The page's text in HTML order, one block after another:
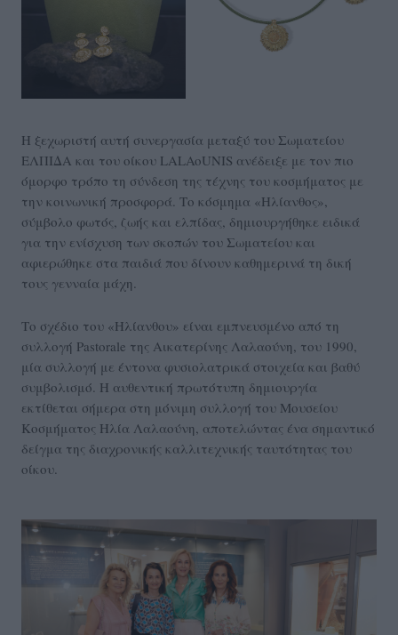
Η ξεχωριστή αυτή συνεργασία μεταξύ του Σωματείου
ΕΛΠΙΔΑ και του οίκου LALAoUNIS ανέδειξε με τον πιο
όμορφο τρόπο τη σύνδεση της τέχνης του κοσμήματος με
την κοινωνική προσφορά. Το κόσμημα «Ηλίανθος»,
σύμβολο φωτός, ζωής και ελπίδας, δημιουργήθηκε ειδικά
για την ενίσχυση των σκοπών του Σωματείου και
αφιερώθηκε στα παιδιά που δίνουν καθημερινά τη δική
τους γενναία μάχη.
Το σχέδιο του «Ηλίανθου» είναι εμπνευσμένο από τη
συλλογή Pastorale της Αικατερίνης Λαλαούνη, του 1990,
μία συλλογή με έντονα φυσιολατρικά στοιχεία και βαθύ
συμβολισμό. Η αυθεντική πρωτότυπη δημιουργία
εκτίθεται σήμερα στη μόνιμη συλλογή του Μουσείου
Κοσμήματος Ηλία Λαλαούνη, αποτελώντας ένα σημαντικό
δείγμα της διαχρονικής καλλιτεχνικής ταυτότητας του
οίκου.